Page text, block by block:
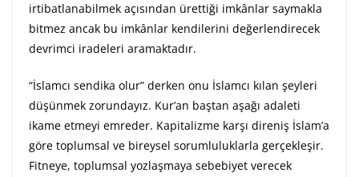
irtibatlanabilmek açısından ürettiği imkânlar saymakla
bitmez ancak bu imkânlar kendilerini değerlendirecek
devrimci iradeleri aramaktadır.
“İslamcı sendika olur” derken onu İslamcı kılan şeyleri
düşünmek zorundayız. Kur’an baştan aşağı adaleti
ikame etmeyi emreder. Kapitalizme karşı direniş İslam’a
göre toplumsal ve bireysel sorumluluklarla gerçekleşir.
Fitneye, toplumsal yozlaşmaya sebebiyet verecek